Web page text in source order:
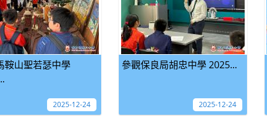
鞍山聖若瑟中學
2025-12-24
參觀保良局胡忠中學 2025...
2025-12-24